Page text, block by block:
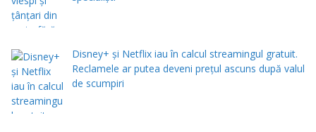
Disney+ și Netflix iau în calcul streamingul gratuit.
Reclamele ar putea deveni prețul ascuns după valul
de scumpiri